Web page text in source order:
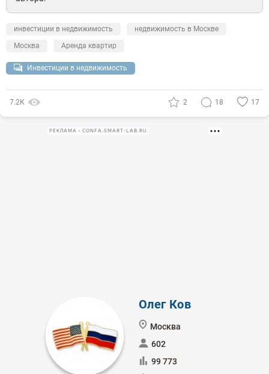
инвестиции в недвижимость
недвижимость в Москве
Москва
Аренда квартир
Инвестиции в недвижимость
7.2К 2 18 17
РЕКЛАМА • CONFA.SMART-LAB.RU
Олег Ков
Москва
602
99 773